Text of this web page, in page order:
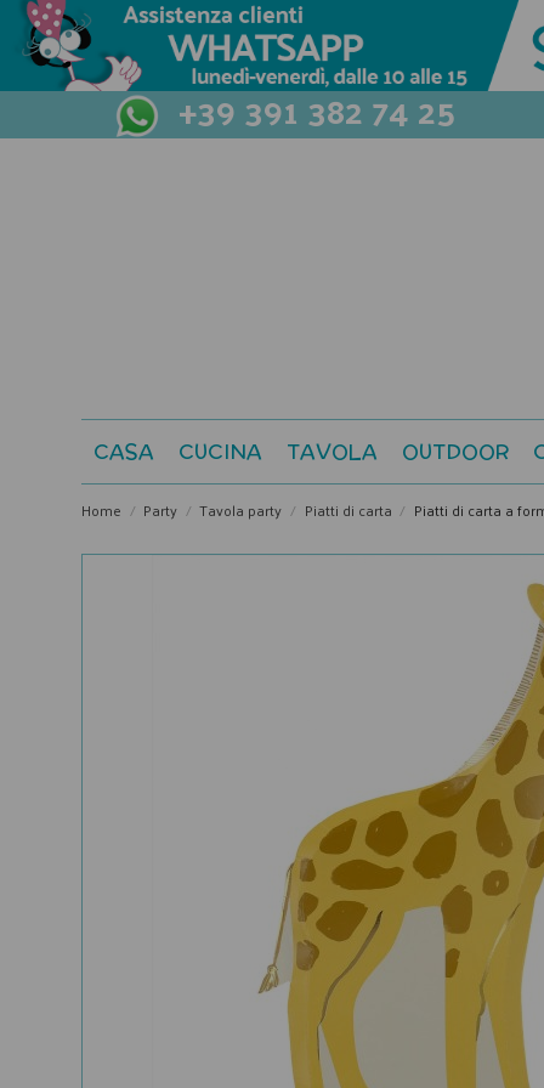
+39 391 382 74 25
CASA CUCINA TAVOLA OUTDOOR
Home Party Tavola party Piatti di carta Piatti di carta a